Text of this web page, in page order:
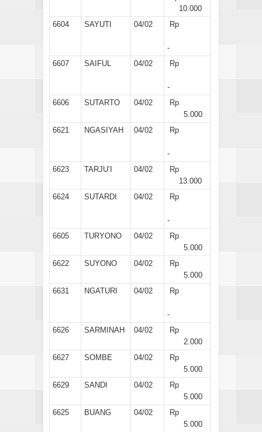
10.000
6604
SAYUTI 04/02 Rp
-
6607
SAIFUL 04/02 Rp
-
6606
SUTARTO 04/02
Rp
5.000
6621
NGASIYAH 04/02 Rp
-
6623
TARJU’I 04/02
Rp
13.000
6624
SUTARDI 04/02 Rp
-
6605
TURYONO 04/02
Rp
5.000
6622
SUYONO 04/02
Rp
5.000
6631
NGATURI 04/02 Rp
-
6626
SARMINAH 04/02
Rp
2.000
6627
SOMBE 04/02
Rp
5.000
6629
SANDI 04/02
Rp
5.000
6625
BUANG 04/02
Rp
5.000